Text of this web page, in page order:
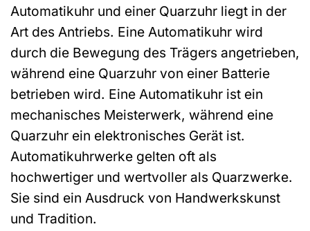
Automatikuhr und einer Quarzuhr liegt in der
Art des Antriebs. Eine Automatikuhr wird
durch die Bewegung des Trägers angetrieben,
während eine Quarzuhr von einer Batterie
betrieben wird. Eine Automatikuhr ist ein
mechanisches Meisterwerk, während eine
Quarzuhr ein elektronisches Gerät ist.
Automatikuhrwerke gelten oft als
hochwertiger und wertvoller als Quarzwerke.
Sie sind ein Ausdruck von Handwerkskunst
und Tradition.